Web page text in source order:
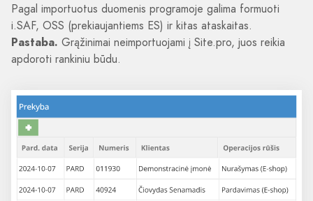
Pagal importuotus duomenis programoje galima formuoti
i.SAF, OSS (prekiaujantiems ES) ir kitas ataskaitas.
Pastaba. Grąžinimai neimportuojami į Site.pro, juos reikia
apdoroti rankiniu būdu.